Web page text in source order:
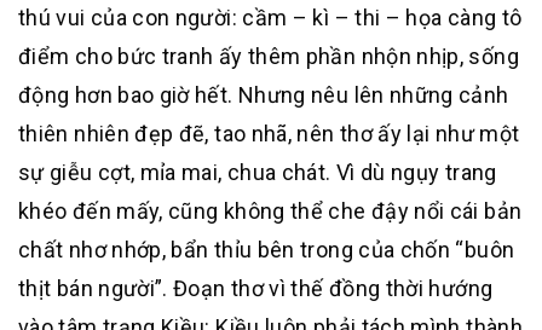
thú vui của con người: cầm – kì – thi – họa càng tô
điểm cho bức tranh ấy thêm phần nhộn nhịp, sống
động hơn bao giờ hết. Nhưng nêu lên những cảnh
thiên nhiên đẹp đẽ, tao nhã, nên thơ ấy lại như một
sự giễu cợt, mỉa mai, chua chát. Vì dù ngụy trang
khéo đến mấy, cũng không thể che đậy nổi cái bản
chất nhơ nhớp, bẩn thỉu bên trong của chốn “buôn
thịt bán người”. Đoạn thơ vì thế đồng thời hướng